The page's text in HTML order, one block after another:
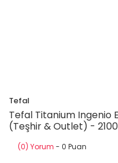
Tefal
Tefal Titanium Ingenio
(Teşhir & Outlet) -
(0) Yorum - 0 Puan